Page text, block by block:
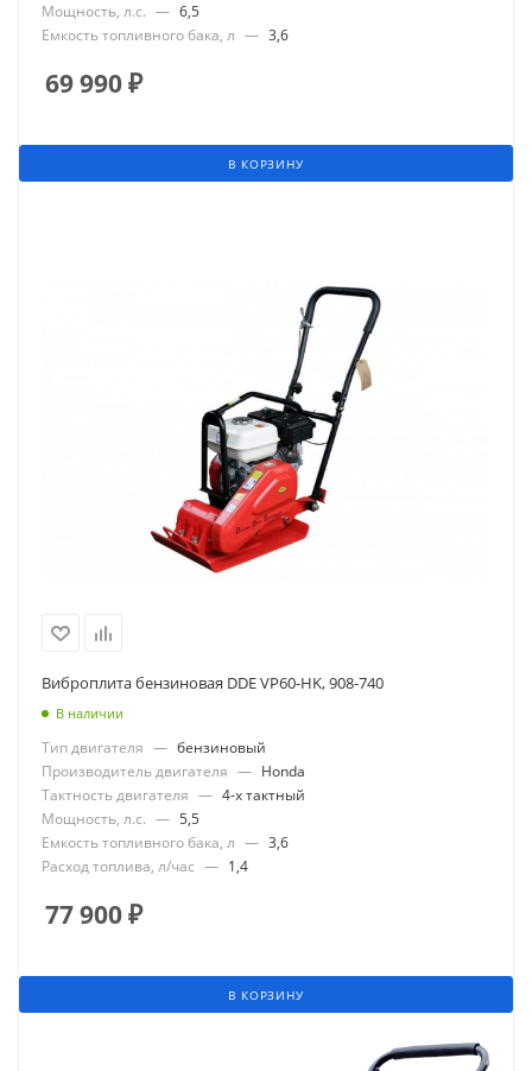
Мощность, л.с. — 6,5
Емкость топливного бака, л — 3,6
69 990₽
В КОРЗИНУ
Виброплита бензиновая DDE VP60-HK, 908-740
В наличии
Тип двигателя — бензиновый
Производитель двигателя — Honda
Тактность двигателя — 4-х тактный
Мощность, л.с. — 5,5
Емкость топливного бака, л — 3,6
Расход топлива, л/час — 1,4
77 900₽
В КОРЗИНУ